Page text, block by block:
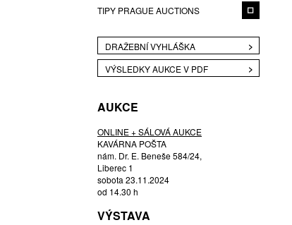
BOHEMIA CRYSTAL
BRUŽEŇÁK JAN
ČERNÝ JAN
ČIHAŘOVÁ LINDA
DAVID JIŘÍ
DLABOLA PRAŽÁKOVÁ LIBUŠE
DOSTÁL JIŘÍ
DUDYCHA JIŘÍ
DUŠEK PAVEL
DVOŘÁKOVÁ LINTAVA ALENA
TIPY PRAGUE AUCTIONS
DRAŽEBNÍ VYHLÁŠKA
VÝSLEDKY AUKCE V PDF
AUKCE
ONLINE + SÁLOVÁ AUKCE
KAVÁRNA POŠTA
nám. Dr. E. Beneše 584/24,
Liberec 1
sobota 23.11.2024
od 14.30 h
VÝSTAVA